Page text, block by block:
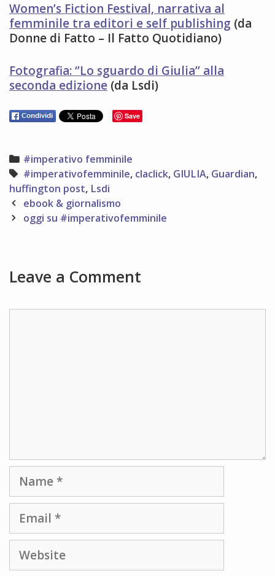
Women’s Fiction Festival, narrativa al
femminile tra editori e self publishing (da
Donne di Fatto – Il Fatto Quotidiano)
Fotografia: ‘’Lo sguardo di Giulia’’ alla
seconda edizione (da Lsdi)
Save
Categories
#imperativo femminile
Tags
#imperativofemminile, claclick, GIULIA, Guardian,
huffington post, Lsdi
Post
navigation
ebook & giornalismo
oggi su #imperativofemminile
Leave a Comment
Website